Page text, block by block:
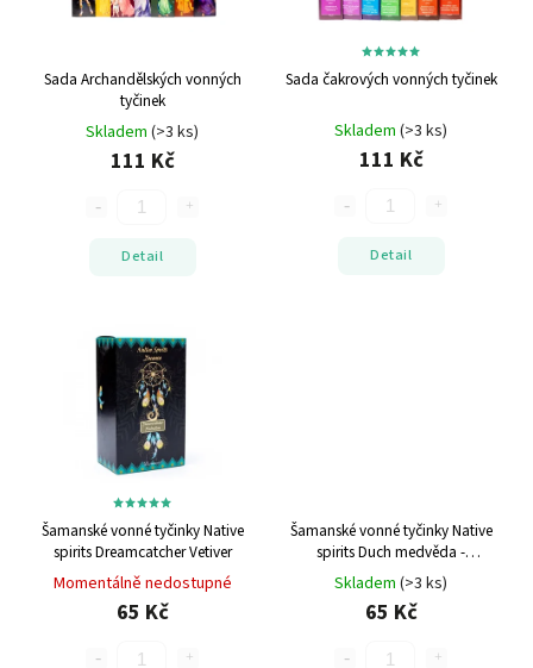
Sada Archandělských vonných
tyčinek
Skladem (>3 ks)
111 Kč
Detail
Sada čakrových vonných tyčinek
Skladem (>3 ks)
111 Kč
Detail
Šamanské vonné tyčinky Native
spirits Dreamcatcher Vetiver
Momentálně nedostupné
65 Kč
Šamanské vonné tyčinky Native
spirits Duch medvěda -
santalové dřevo
Skladem (>3 ks)
65 Kč